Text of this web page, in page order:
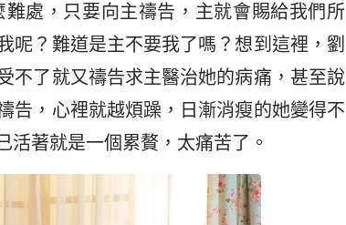
處，只要向主禱告，主就會賜給我們所
呢？難道是主不要我了嗎？想到這裡，劉
不了就又禱告求主醫治她的病痛，甚至說
告，心裡就越煩躁，日漸消瘦的她變得不
活著就是一個累贅，太痛苦了。